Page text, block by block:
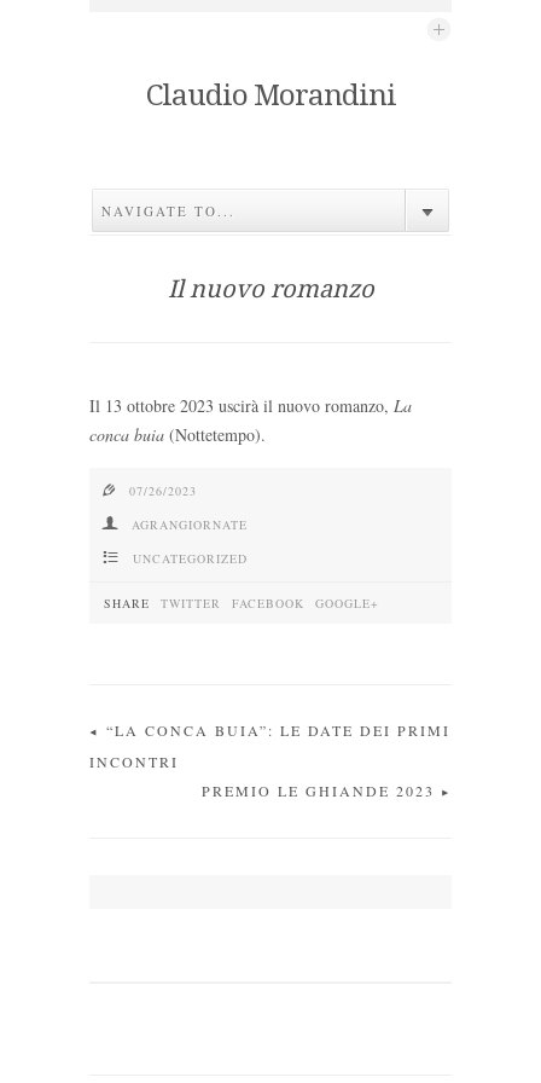
Claudio Morandini
NAVIGATE TO...
Il nuovo romanzo
Il 13 ottobre 2023 uscirà il nuovo romanzo, La
conca buia (Nottetempo).
e 07/26/2023
f AGRANGIORNATE
4 UNCATEGORIZED
SHARE TWITTER FACEBOOK GOOGLE+
“LA CONCA BUIA”: LE DATE DEI PRIMI
INCONTRI
PREMIO LE GHIANDE 2023